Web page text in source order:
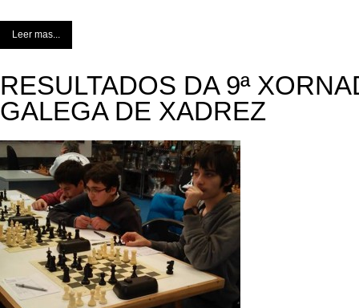
Leer mas...
RESULTADOS DA 9ª
GALEGA DE XADREZ